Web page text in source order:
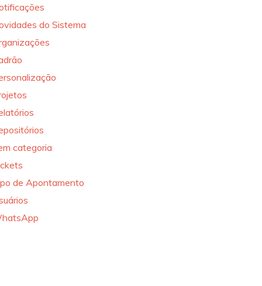
do Sistema
categoria
de Apontamento